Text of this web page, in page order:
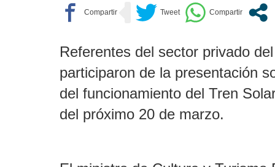
Referentes del sector privado
participaron de la presentación
del funcionamiento del Tren
del próximo 20 de marzo.